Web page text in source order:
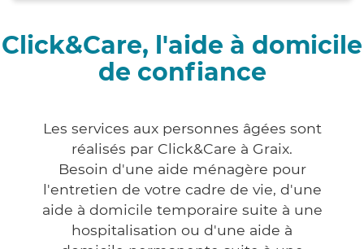
Click&Care, l'aide à domicile
de confiance
Les services aux personnes âgées sont
réalisés par Click&Care à Graix.
Besoin d'une aide ménagère pour
l'entretien de votre cadre de vie, d'une
aide à domicile temporaire suite à une
hospitalisation ou d'une aide à